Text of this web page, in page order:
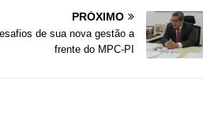
PRÓXIMO
de sua nova gestão a
frente do MPC-PI